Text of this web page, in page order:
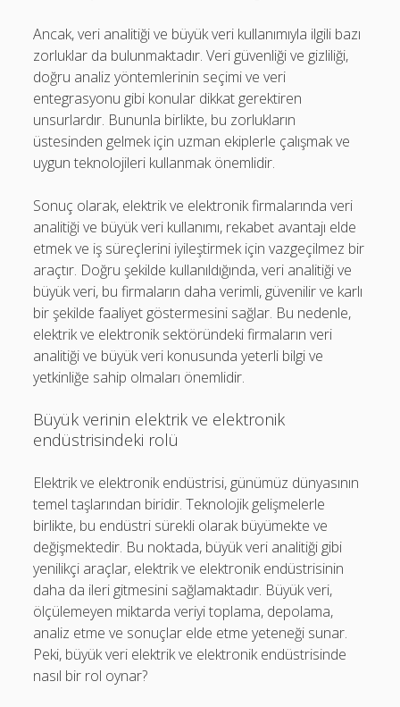
Ancak, veri analitiği ve büyük veri kullanımıyla ilgili bazı
zorluklar da bulunmaktadır. Veri güvenliği ve gizliliği,
doğru analiz yöntemlerinin seçimi ve veri
entegrasyonu gibi konular dikkat gerektiren
unsurlardır. Bununla birlikte, bu zorlukların
üstesinden gelmek için uzman ekiplerle çalışmak ve
uygun teknolojileri kullanmak önemlidir.
Sonuç olarak, elektrik ve elektronik firmalarında veri
analitiği ve büyük veri kullanımı, rekabet avantajı elde
etmek ve iş süreçlerini iyileştirmek için vazgeçilmez bir
araçtır. Doğru şekilde kullanıldığında, veri analitiği ve
büyük veri, bu firmaların daha verimli, güvenilir ve karlı
bir şekilde faaliyet göstermesini sağlar. Bu nedenle,
elektrik ve elektronik sektöründeki firmaların veri
analitiği ve büyük veri konusunda yeterli bilgi ve
yetkinliğe sahip olmaları önemlidir.
Büyük verinin elektrik ve elektronik
endüstrisindeki rolü
Elektrik ve elektronik endüstrisi, günümüz dünyasının
temel taşlarından biridir. Teknolojik gelişmelerle
birlikte, bu endüstri sürekli olarak büyümekte ve
değişmektedir. Bu noktada, büyük veri analitiği gibi
yenilikçi araçlar, elektrik ve elektronik endüstrisinin
daha da ileri gitmesini sağlamaktadır. Büyük veri,
ölçülemeyen miktarda veriyi toplama, depolama,
analiz etme ve sonuçlar elde etme yeteneği sunar.
Peki, büyük veri elektrik ve elektronik endüstrisinde
nasıl bir rol oynar?